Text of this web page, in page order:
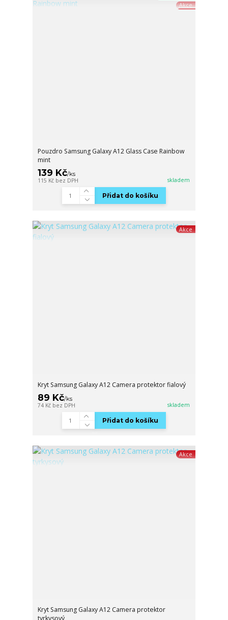
Akce
Pouzdro Samsung Galaxy A12 Glass Case Rainbow
mint
139 Kč/ks
115 Kč bez DPH skladem
Přidat do košíku
Akce
Kryt Samsung Galaxy A12 Camera protektor fialový
89 Kč/ks
74 Kč bez DPH skladem
Přidat do košíku
Akce
Kryt Samsung Galaxy A12 Camera protektor